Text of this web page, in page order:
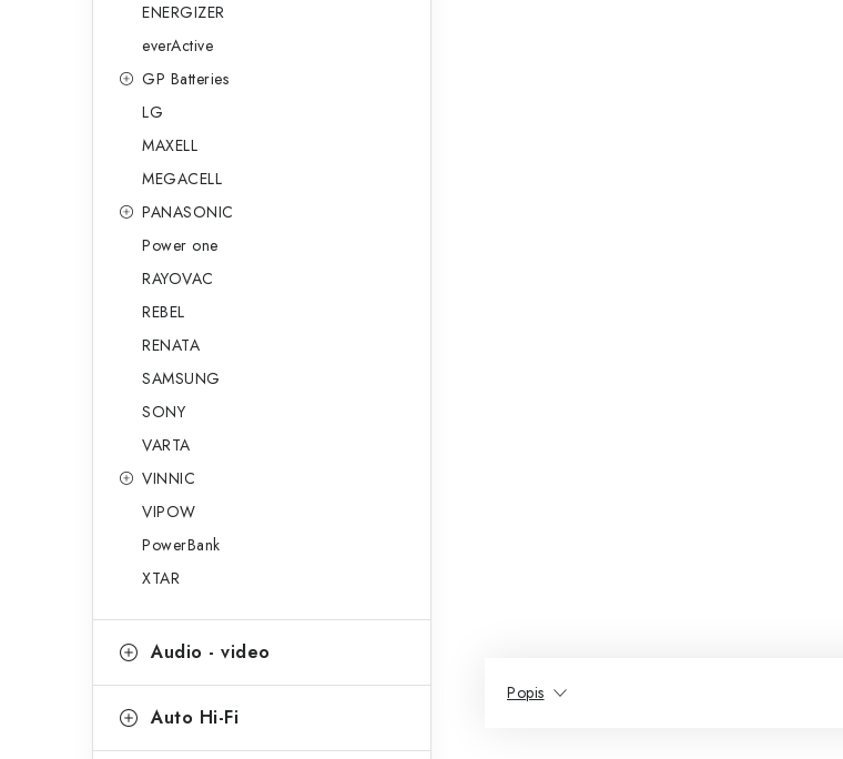
ENERGIZER
everActive
GP Batteries
LG
MAXELL
MEGACELL
PANASONIC
Power one
RAYOVAC
REBEL
RENATA
SAMSUNG
SONY
VARTA
VINNIC
VIPOW
PowerBank
XTAR
Audio - video
Auto Hi-Fi
Popis